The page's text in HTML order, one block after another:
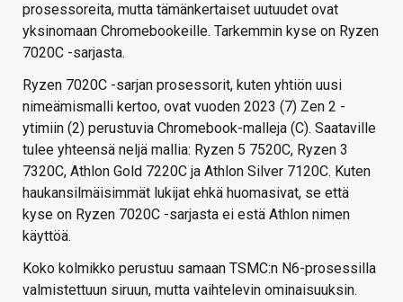
prosessoreita, mutta tämänkertaiset uutuudet ovat
yksinomaan Chromebookeille. Tarkemmin kyse on Ryzen
7020C -sarjasta.
Ryzen 7020C -sarjan prosessorit, kuten yhtiön uusi
nimeämismalli kertoo, ovat vuoden 2023 (7) Zen 2 -
ytimiin (2) perustuvia Chromebook-malleja (C). Saataville
tulee yhteensä neljä mallia: Ryzen 5 7520C, Ryzen 3
7320C, Athlon Gold 7220C ja Athlon Silver 7120C. Kuten
haukansilmäisimmät lukijat ehkä huomasivat, se että
kyse on Ryzen 7020C -sarjasta ei estä Athlon nimen
käyttöä.
Koko kolmikko perustuu samaan TSMC:n N6-prosessilla
valmistettuun siruun, mutta vaihtelevin ominaisuuksin.